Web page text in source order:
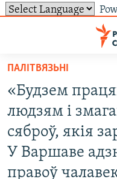
ўнівэрсальнага
доступу
Перайсьці
галоўнага
зьместу
Перайсьці
да
галоўнай
УСЕ НАВІНЫ
ВІДЭА І ФОТА
ЛЮДЗІ
ПАЛІТЫКА
ТОЛЬКІ НА СВАБОДЗЕ
ТЭСТЫ
БЛОГІ
ГІСТОРЫЯ НА СВАБОДЗЕ
СУВЯЗЬ
АБЫСЬЦІ БЛЯКАВАНЬНЕ
ПАДЗЯЛІЦЦА ІНФАРМАЦЫЯЙ
ПАДПІСАЦЦА
САЧЫЦЕ ЗА АБНАЎЛЕНЬНЯМІ
ПАЛІТВЯЗЬНІ
«Будзем
людзям і
сяброў, якія
У Варшаве
правоў